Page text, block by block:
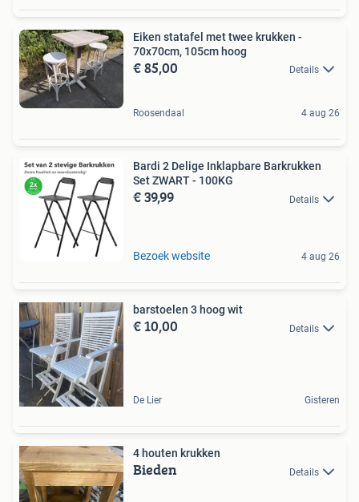
Eiken statafel met twee krukken -
70x70cm, 105cm hoog
€ 85,00 Details
Roosendaal 4 aug 26
Bardi 2 Delige Inklapbare Barkrukken
Set ZWART - 100KG
€ 39,99 Details
Bezoek website 4 aug 26
barstoelen 3 hoog wit
€ 10,00 Details
De Lier Gisteren
4 houten krukken
Bieden Details